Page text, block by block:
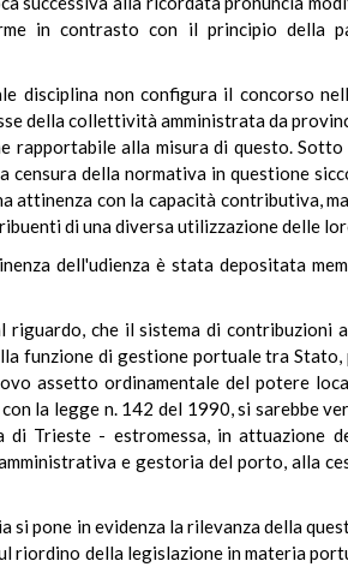
in contrasto con il principio della
disciplina non configura il concorso
della collettività amministrata da
rapportabile alla misura di questo.
censura della normativa in questione
attinenza con la capacità contributiva,
di una diversa utilizzazione delle
dell'udienza è stata depositata
riguardo, che il sistema di contribuzioni
funzione di gestione portuale tra Stato,
assetto ordinamentale del potere
la legge n. 142 del 1990, si sarebbe
di Trieste - estromessa, in attuazione
e gestoria del porto, alla
si pone in evidenza la rilevanza della
riordino della legislazione in materia